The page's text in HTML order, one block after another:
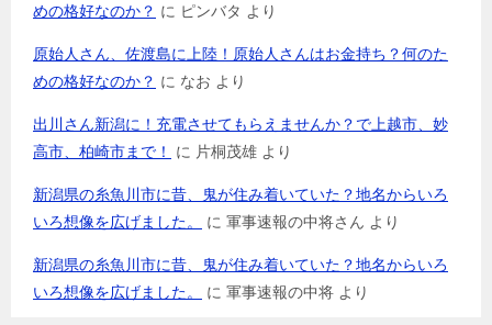
めの格好なのか？ に ピンバタ より
原始人さん、佐渡島に上陸！原始人さんはお金持ち？何のた
めの格好なのか？ に なお より
出川さん新潟に！充電させてもらえませんか？で上越市、妙
高市、柏崎市まで！
に 片桐茂雄 より
新潟県の糸魚川市に昔、鬼が住み着いていた？地名からいろ
いろ想像を広げました。
に 軍事速報の中将さん より
新潟県の糸魚川市に昔、鬼が住み着いていた？地名からいろ
いろ想像を広げました。
に 軍事速報の中将 より